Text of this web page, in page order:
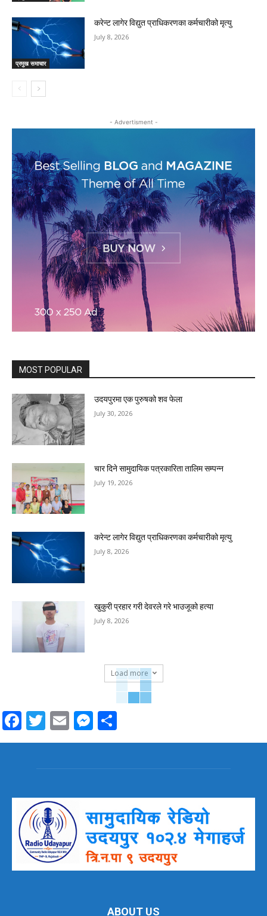
प्रमुख समाचार
करेन्ट लागेर विद्युत प्राधिकरणका कर्मचारीको मृत्यु
July 8, 2026
- Advertisment -
MOST POPULAR
उदयपुरमा एक पुरुषको शव फेला
July 30, 2026
चार दिने सामुदायिक पत्रकारिता तालिम सम्पन्न
July 19, 2026
करेन्ट लागेर विद्युत प्राधिकरणका कर्मचारीको मृत्यु
July 8, 2026
खुकुरी प्रहार गरी देवरले गरे भाउजूको हत्या
July 8, 2026
Load more
Facebook
Twitter
EmailMessenger
ABOUT US